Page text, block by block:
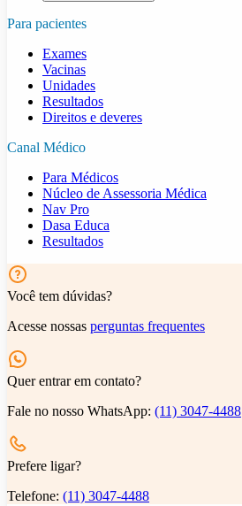
Para pacientes
Exames
Vacinas
Unidades
Resultados
Direitos e deveres
Canal Médico
Para Médicos
Núcleo de Assessoria Médica
Nav Pro
Dasa Educa
Resultados
Você tem dúvidas?
Acesse nossas perguntas frequentes
Quer entrar em contato?
Fale no nosso WhatsApp: (11) 3047-4488
Prefere ligar?
Telefone: (11) 3047-4488